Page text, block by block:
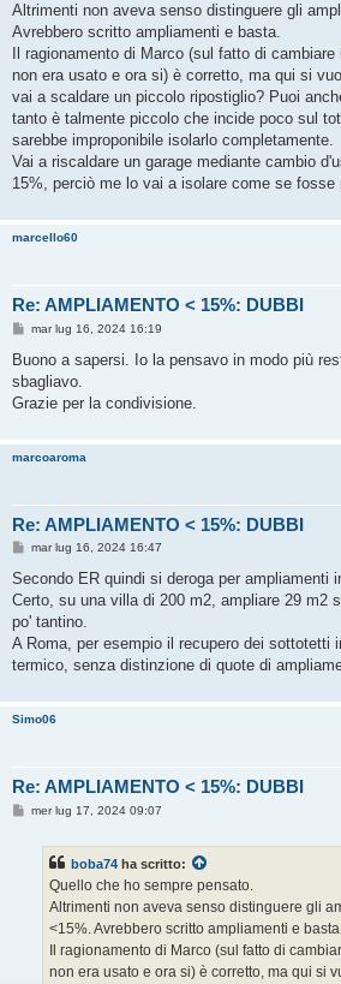
Altrimenti non aveva senso distinguere gli
Avrebbero scritto ampliamenti e basta.
Il ragionamento di Marco (sul fatto di
non era usato e ora si) è corretto, ma qui si
vai a scaldare un piccolo ripostiglio? Puoi
tanto è talmente piccolo che incide poco sul
sarebbe improponibile isolarlo completamente.
Vai a riscaldare un garage mediante cambio
15%, perciò me lo vai a isolare come se fosse
marcello60
Re: AMPLIAMENTO < 15%: DUBBI
M
s
a
g
o
mar lug 16, 2024 16:19
Buono a sapersi. Io la pensavo in modo più
sbagliavo.
Grazie per la condivisione.
marcoaroma
Re: AMPLIAMENTO < 15%: DUBBI
M
s
a
g
i
o
mar lug 16, 2024 16:47
Secondo ER quindi si deroga per ampliamenti
Certo, su una villa di 200 m2, ampliare 29 m2
po' tantino.
A Roma, per esempio il recupero dei sottotetti
termico, senza distinzione di quote di
Simo06
Re: AMPLIAMENTO < 15%: DUBBI
Mmer lug 17, 2024 09:07
boba74 ha scritto:
Quello che ho sempre pensato.
Altrimenti non aveva senso distinguere gli
<15%. Avrebbero scritto ampliamenti e
Il ragionamento di Marco (sul fatto di
non era usato e ora si) è corretto, ma qui si